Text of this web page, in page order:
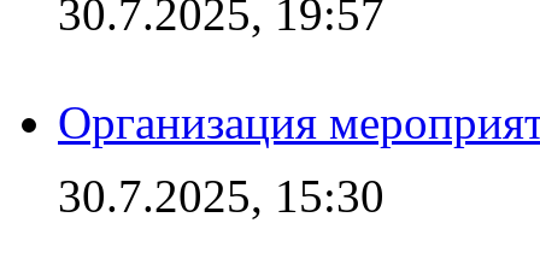
30.7.2025, 19:57
Организация
30.7.2025, 15:30